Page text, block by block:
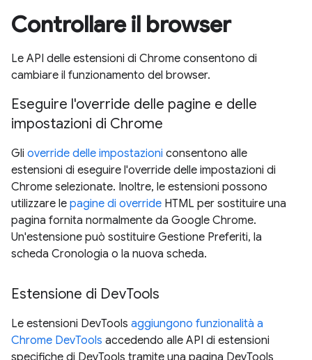
Controllare il browser
Le API delle estensioni di Chrome consentono di
cambiare il funzionamento del browser.
Eseguire l'override delle pagine e delle
impostazioni di Chrome
Gli override delle impostazioni consentono alle
estensioni di eseguire l'override delle impostazioni di
Chrome selezionate. Inoltre, le estensioni possono
utilizzare le pagine di override HTML per sostituire una
pagina fornita normalmente da Google Chrome.
Un'estensione può sostituire Gestione Preferiti, la
scheda Cronologia o la nuova scheda.
Estensione di DevTools
Le estensioni DevTools aggiungono funzionalità a
Chrome DevTools accedendo alle API di estensioni